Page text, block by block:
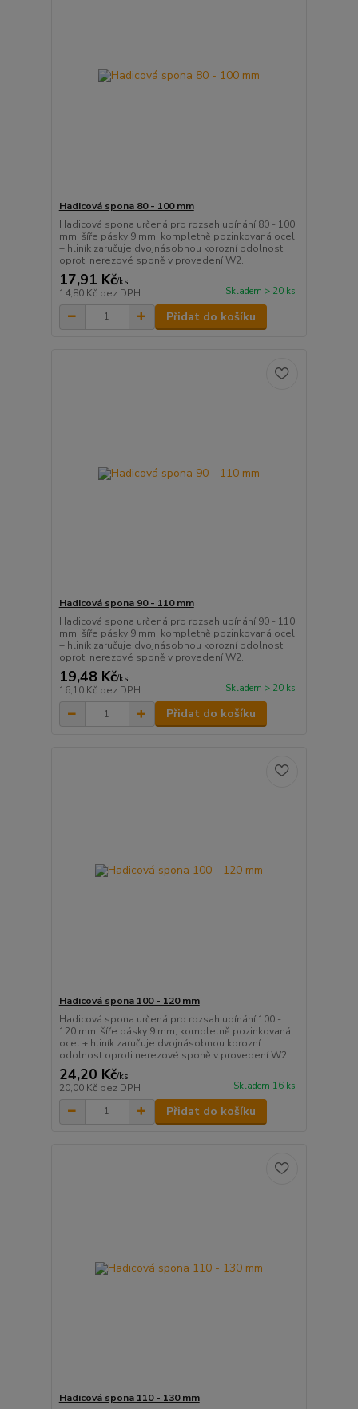
Hadicová spona 80 - 100 mm
Hadicová spona určená pro rozsah upínání 80 - 100
mm, šíře pásky 9 mm, kompletně pozinkovaná ocel
+ hliník zaručuje dvojnásobnou korozní odolnost
oproti nerezové sponě v provedení W2.
17,91 Kč/ks
14,80 Kč bez DPH Skladem > 20 ks
Přidat do košíku
Hadicová spona 90 - 110 mm
Hadicová spona určená pro rozsah upínání 90 - 110
mm, šíře pásky 9 mm, kompletně pozinkovaná ocel
+ hliník zaručuje dvojnásobnou korozní odolnost
oproti nerezové sponě v provedení W2.
19,48 Kč/ks
16,10 Kč bez DPH Skladem > 20 ks
Přidat do košíku
Hadicová spona 100 - 120 mm
Hadicová spona určená pro rozsah upínání 100 -
120 mm, šíře pásky 9 mm, kompletně pozinkovaná
ocel + hliník zaručuje dvojnásobnou korozní
odolnost oproti nerezové sponě v provedení W2.
24,20 Kč/ks
20,00 Kč bez DPH Skladem 16 ks
Přidat do košíku
Hadicová spona 110 - 130 mm